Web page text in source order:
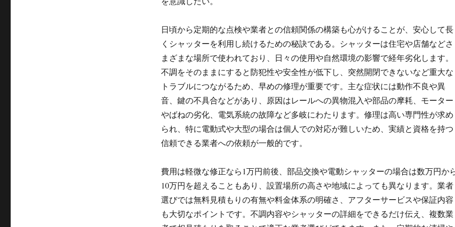
日頃から定期的な点検や業者との信頼関係の構築も心がけることが、安心して長
くシャッターを利用し続けるための秘訣である。シャッターは住宅や店舗などさ
まざまな場所で使われており、日々の使用や自然環境の影響で経年劣化します。
不調をそのままにすると防犯性や安全性が低下し、突然開閉できないなど重大な
トラブルにつながるため、早めの修理が重要です。主な症状には動作不良や異
音、鍵の不具合などがあり、原因はレールへの異物混入や部品の摩耗、モーター
やばねの劣化、電気系統の故障など多岐にわたります。修理は高い専門性が求め
られ、特に電動式や大型の場合は個人での対応が難しいため、実績と資格を持つ
信頼できる業者への依頼が一般的です。
費用は軽微な修正なら1万円前後、部品交換や電動シャッターの場合は数万円か
10万円を超えることもあり、設置場所の高さや地域によっても異なります。業者
選びでは無料見積もりの有無や料金体系の明確さ、アフターサービスや保証内容
も大切なポイントです。不調内容やシャッターの詳細をできるだけ伝え、複数業